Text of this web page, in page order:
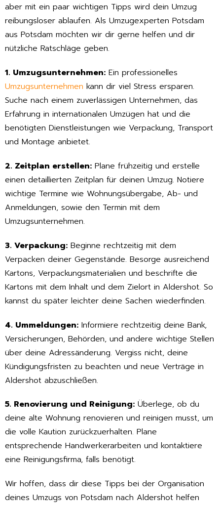
aber mit ein paar wichtigen Tipps wird dein Umzug
reibungsloser ablaufen. Als Umzugexperten Potsdam
aus Potsdam möchten wir dir gerne helfen und dir
nützliche Ratschläge geben.
1. Umzugsunternehmen: Ein professionelles
Umzugsunternehmen kann dir viel Stress ersparen.
Suche nach einem zuverlässigen Unternehmen, das
Erfahrung in internationalen Umzügen hat und die
benötigten Dienstleistungen wie Verpackung, Transport
und Montage anbietet.
2. Zeitplan erstellen: Plane frühzeitig und erstelle
einen detaillierten Zeitplan für deinen Umzug. Notiere
wichtige Termine wie Wohnungsübergabe, Ab- und
Anmeldungen, sowie den Termin mit dem
Umzugsunternehmen.
3. Verpackung: Beginne rechtzeitig mit dem
Verpacken deiner Gegenstände. Besorge ausreichend
Kartons, Verpackungsmaterialien und beschrifte die
Kartons mit dem Inhalt und dem Zielort in Aldershot. So
kannst du später leichter deine Sachen wiederfinden.
4. Ummeldungen: Informiere rechtzeitig deine Bank,
Versicherungen, Behörden, und andere wichtige Stellen
über deine Adressänderung. Vergiss nicht, deine
Kündigungsfristen zu beachten und neue Verträge in
Aldershot abzuschließen.
5. Renovierung und Reinigung: Überlege, ob du
deine alte Wohnung renovieren und reinigen musst, um
die volle Kaution zurückzuerhalten. Plane
entsprechende Handwerkerarbeiten und kontaktiere
eine Reinigungsfirma, falls benötigt.
Wir hoffen, dass dir diese Tipps bei der Organisation
deines Umzugs von Potsdam nach Aldershot helfen